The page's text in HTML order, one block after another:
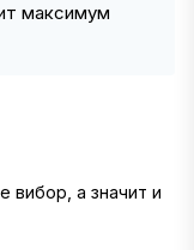
максимум
вибор, а значит и